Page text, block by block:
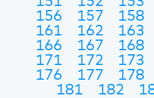
156
157 158
161
162 163
166
167 168
171
172 173
176
177 178
181
182